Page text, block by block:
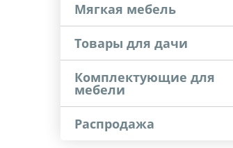
Мягкая мебель
Товары для дачи
Комплектующие для
мебели
Распродажа